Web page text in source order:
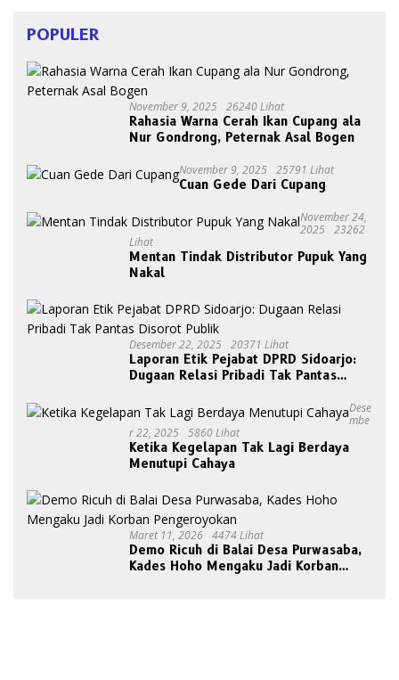
POPULER
November 9, 2025 26240 Lihat
Rahasia Warna Cerah Ikan Cupang ala
Nur Gondrong, Peternak Asal Bogen
November 9, 2025 25791 Lihat
Cuan Gede Dari Cupang
November 24,
2025 23262
Lihat
Mentan Tindak Distributor Pupuk Yang
Nakal
Desember 22, 2025 20371 Lihat
Laporan Etik Pejabat DPRD Sidoarjo:
Dugaan Relasi Pribadi Tak Pantas
Dese
Mbe
R 22, 2025 5860 Lihat
Ketika Kegelapan Tak Lagi Berdaya
Menutupi Cahaya
Maret 11, 2026 4474 Lihat
Demo Ricuh di Balai Desa Purwasaba,
Kades Hoho Mengaku Jadi Korban